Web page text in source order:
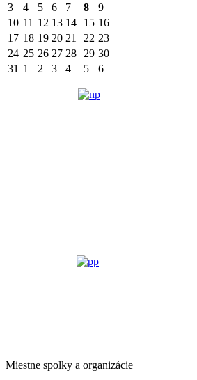
3
4 5 6 7 8
9
10 11 12 13 14 15 16
17 18 19 20 21 22 23
24 25 26 27 28 29 30
31 1 2 3 4 5 6
Miestne spolky a organizácie